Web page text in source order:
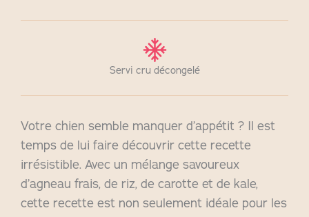
Servi cru décongelé
Votre chien semble manquer d’appétit ? Il est
temps de lui faire découvrir cette recette
irrésistible. Avec un mélange savoureux
d’agneau frais, de riz, de carotte et de kale,
cette recette est non seulement idéale pour les